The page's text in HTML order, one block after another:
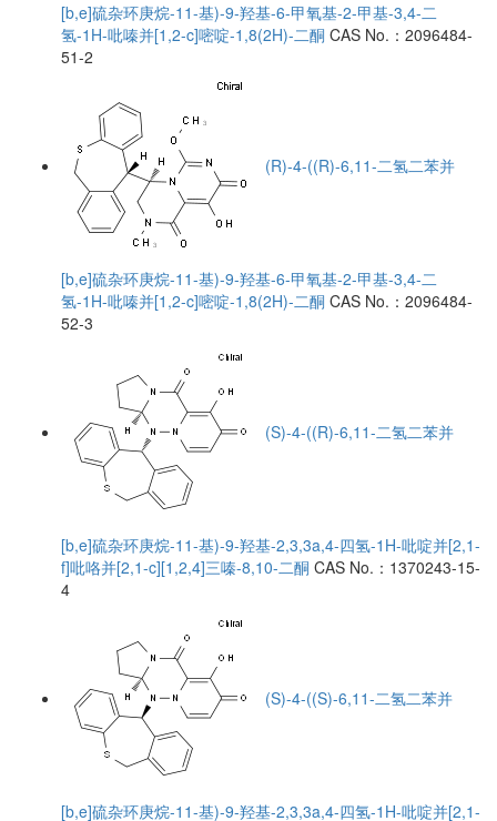
[b,e]硫杂环庚烷-11-基)-9-羟基-6-甲氧基-2-甲基-3,4-二
氢-1H-吡嗪并[1,2-c]嘧啶-1,8(2H)-二酮 CAS No.：2096484-
51-2
(R)-4-((R)-6,11-二氢二苯并
[b,e]硫杂环庚烷-11-基)-9-羟基-6-甲氧基-2-甲基-3,4-二
氢-1H-吡嗪并[1,2-c]嘧啶-1,8(2H)-二酮 CAS No.：2096484-
52-3
(S)-4-((R)-6,11-二氢二苯并
[b,e]硫杂环庚烷-11-基)-9-羟基-2,3,3a,4-四氢-1H-吡啶并[2,1-
f]吡咯并[2,1-c][1,2,4]三嗪-8,10-二酮 CAS No.：1370243-15-
4
(S)-4-((S)-6,11-二氢二苯并
[b,e]硫杂环庚烷-11-基)-9-羟基-2,3,3a,4-四氢-1H-吡啶并[2,1-